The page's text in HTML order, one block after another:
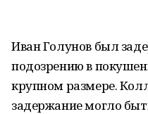
Иван Голунов был
подозрению в
крупном размере.
задержание могло